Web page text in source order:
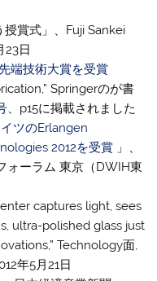
授賞式」、Fuji Sankei
23日
端技術大賞を受賞
Springerのが書
、p15に掲載されました
ツのErlangen
2012を受賞」、
ォーラム 東京（DWIH東
captures light, sees
ultra-polished glass just
Technology面,
年5月21日